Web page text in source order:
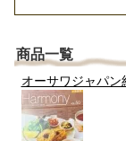
商品一覧
オーサワジャパン